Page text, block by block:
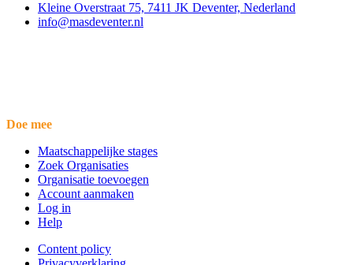
Kleine Overstraat 75, 7411 JK Deventer, Nederland
info@masdeventer.nl
Doe mee
Maatschappelijke stages
Zoek Organisaties
Organisatie toevoegen
Account aanmaken
Log in
Help
Content policy